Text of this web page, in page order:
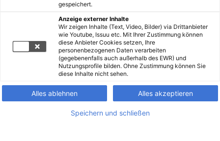
gespeichert.
Anzeige externer Inhalte
Wir zeigen Inhalte (Text, Video, Bilder) via Drittanbieter
wie Youtube, Issuu etc. Mit Ihrer Zustimmung können
diese Anbieter Cookies setzen, Ihre
personenbezogenen Daten verarbeiten
(gegebenenfalls auch außerhalb des EWR) und
Nutzungsprofile bilden. Ohne Zustimmung können Sie
diese Inhalte nicht sehen.
Alles ablehnen Alles akzeptieren
Speichern und schließen